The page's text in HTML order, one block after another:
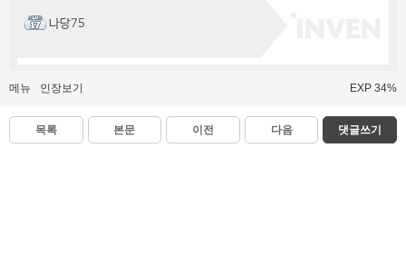
나당75
메뉴 인장보기 EXP 34%
목록 본문 이전 다음 댓글쓰기